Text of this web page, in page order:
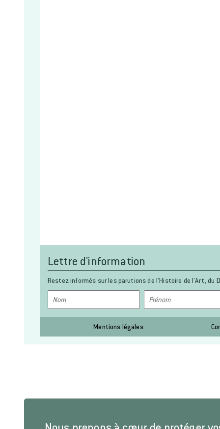
Lettre d'information
Restez informés sur les parutions de l’Histoire de l’Art, du
Mentions légales